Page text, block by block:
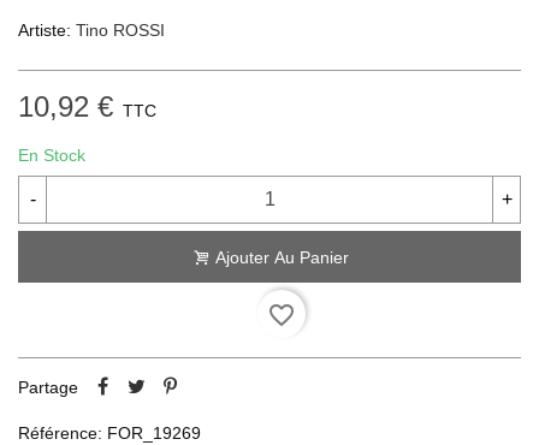
Artiste: Tino ROSSI
10,92 € TTC
En Stock
- +
Ajouter Au Panier
favorite_border
Partage
Référence: FOR_19269